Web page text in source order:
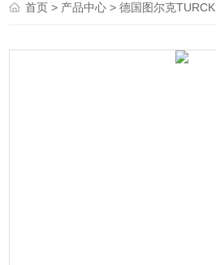
首页> 产品中心 >德国图尔克TURCK